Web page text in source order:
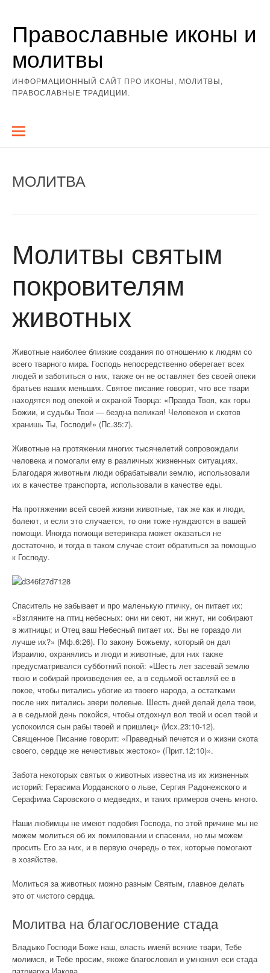
содержимому
Православные иконы и
молитвы
ИНФОРМАЦИОННЫЙ САЙТ ПРО ИКОНЫ, МОЛИТВЫ,
ПРАВОСЛАВНЫЕ ТРАДИЦИИ.
МОЛИТВА
Молитвы святым
покровителям
животных
Животные наиболее близкие создания по отношению к людям со
всего тварного мира. Господь непосредственно оберегает всех
людей и заботиться о них, также он не оставляет без своей опеки
братьев наших меньших. Святое писание говорит, что все твари
находятся под опекой и охраной Творца: «Правда Твоя, как горы
Божии, и судьбы Твои — бездна великая! Человеков и скотов
хранишь Ты, Господи!» (Пс.35:7).
Животные на протяжении многих тысячелетий сопровождали
человека и помогали ему в различных жизненных ситуациях.
Благодаря животным люди обрабатывали землю, использовали
их в качестве транспорта, использовали в качестве еды.
На протяжении всей своей жизни животные, так же как и люди,
болеют, и если это случается, то они тоже нуждаются в вашей
помощи. Иногда помощи ветеринара может оказаться не
достаточно, и тогда в таком случае стоит обратиться за помощью
к Господу.
Спаситель не забывает и про маленькую птичку, он питает их:
«Взгляните на птиц небесных: они ни сеют, ни жнут, ни собирают
в житницы; и Отец ваш Небесный питает их. Вы не гораздо ли
лучше их?» (Мф.6:26). По закону Божьему, который он дал
Израилю, охранялись и люди и животные, для них также
предусматривался субботний покой: «Шесть лет засевай землю
твою и собирай произведения ее, а в седьмой оставляй ее в
покое, чтобы питались убогие из твоего народа, а остатками
после них питались звери полевые. Шесть дней делай дела твои,
а в седьмой день покойся, чтобы отдохнул вол твой и осел твой и
успокоился сын рабы твоей и пришлец» (Исх.23:10-12).
Священное Писание говорит: «Праведный печется и о жизни скота
своего, сердце же нечестивых жестоко» (Прит.12:10)».
Забота некоторых святых о животных известна из их жизненных
историй: Герасима Иорданского о льве, Сергия Радонежского и
Серафима Саровского о медведях, и таких примеров очень много.
Наши любимцы не имеют подобия Господа, по этой причине мы не
можем молиться об их помиловании и спасении, но мы можем
просить Его за них, и в первую очередь о тех, которые помогают
в хозяйстве.
Молиться за животных можно разным Святым, главное делать
это от чистого сердца.
Молитва на благословение стада
Владыко Господи Боже наш, власть имеяй всякие твари, Тебе
молимся, и Тебе просим, якоже благословил и умножил еси стада